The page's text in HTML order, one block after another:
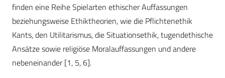
finden eine Reihe Spielarten ethischer Auffassungen
beziehungsweise Ethiktheorien, wie die Pflichtenethik
Kants, den Utilitarismus, die Situationsethik, tugendethische
Ansätze sowie religiöse Moralauffassungen und andere
nebeneinander [1, 5, 6].